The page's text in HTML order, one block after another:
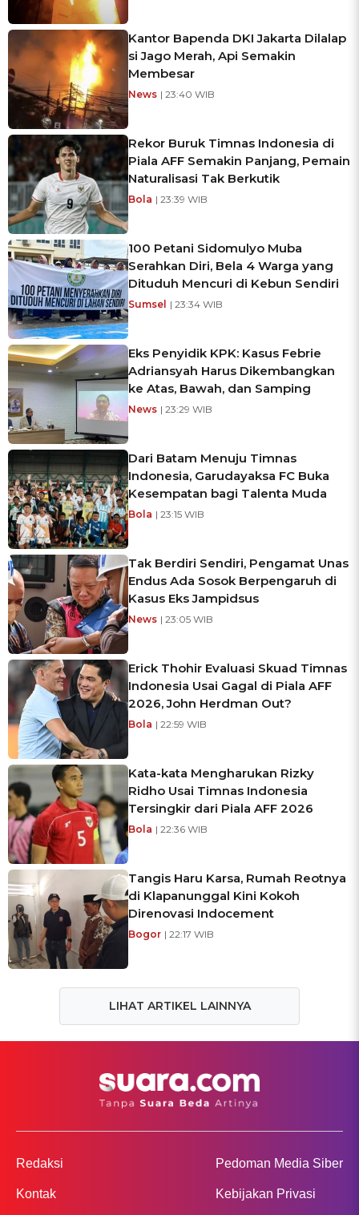
Kantor Bapenda DKI Jakarta Dilalap
si Jago Merah, Api Semakin
Membesar
News | 23:40 WIB
Rekor Buruk Timnas Indonesia di
Piala AFF Semakin Panjang, Pemain
Naturalisasi Tak Berkutik
Bola | 23:39 WIB
100 Petani Sidomulyo Muba
Serahkan Diri, Bela 4 Warga yang
Dituduh Mencuri di Kebun Sendiri
Sumsel | 23:34 WIB
Eks Penyidik KPK: Kasus Febrie
Adriansyah Harus Dikembangkan
ke Atas, Bawah, dan Samping
News | 23:29 WIB
Dari Batam Menuju Timnas
Indonesia, Garudayaksa FC Buka
Kesempatan bagi Talenta Muda
Bola | 23:15 WIB
Tak Berdiri Sendiri, Pengamat Unas
Endus Ada Sosok Berpengaruh di
Kasus Eks Jampidsus
News | 23:05 WIB
Erick Thohir Evaluasi Skuad Timnas
Indonesia Usai Gagal di Piala AFF
2026, John Herdman Out?
Bola | 22:59 WIB
Kata-kata Mengharukan Rizky
Ridho Usai Timnas Indonesia
Tersingkir dari Piala AFF 2026
Bola | 22:36 WIB
Tangis Haru Karsa, Rumah Reotnya
di Klapanunggal Kini Kokoh
Direnovasi Indocement
Bogor | 22:17 WIB
LIHAT ARTIKEL LAINNYA
Redaksi
Kontak
Pedoman Media Siber
Kebijakan Privasi